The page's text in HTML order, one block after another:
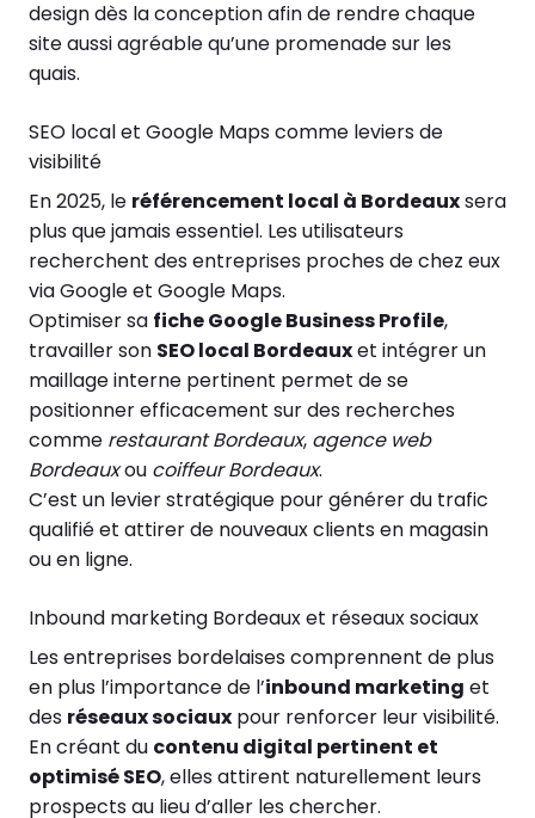
design dès la conception afin de rendre chaque
site aussi agréable qu’une promenade sur les
quais.
SEO local et Google Maps comme leviers de
visibilité
En 2025, le référencement local à Bordeauxsera
plus que jamais essentiel. Les utilisateurs
recherchent des entreprises proches de chez eux
via Google et Google Maps.
Optimiser sa fiche Google Business Profile,
travailler son SEO local Bordeauxet intégrer un
maillage interne pertinent permet de se
positionner efficacement sur des recherches
comme restaurant Bordeaux, agence web
Bordeauxou coiffeur Bordeaux.
C’est un levier stratégique pour générer du trafic
qualifié et attirer de nouveaux clients en magasin
ou en ligne.
Inbound marketing Bordeaux et réseaux sociaux
Les entreprises bordelaises comprennent de plus
en plus l’importance de l’inbound marketing et
des réseaux sociaux pour renforcer leur visibilité.
En créant du contenu digital pertinent et
optimisé SEO, elles attirent naturellement leurs
prospects au lieu d’aller les chercher.